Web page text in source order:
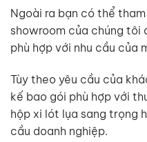
Ngoài ra bạn có thể
showroom của chúng tôi
phù hợp với nhu cầu của
Tùy theo yêu cầu của
kế bao gói phù hợp với
hộp xi lót lụa sang trọng
cầu doanh nghiệp.